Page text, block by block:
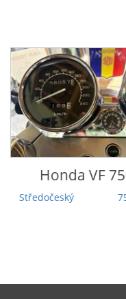
HondaVF
Středočeský